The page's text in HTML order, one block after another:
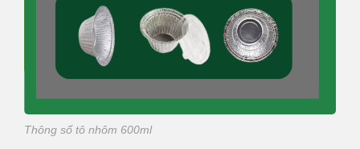
Thông số tô nhôm 600ml